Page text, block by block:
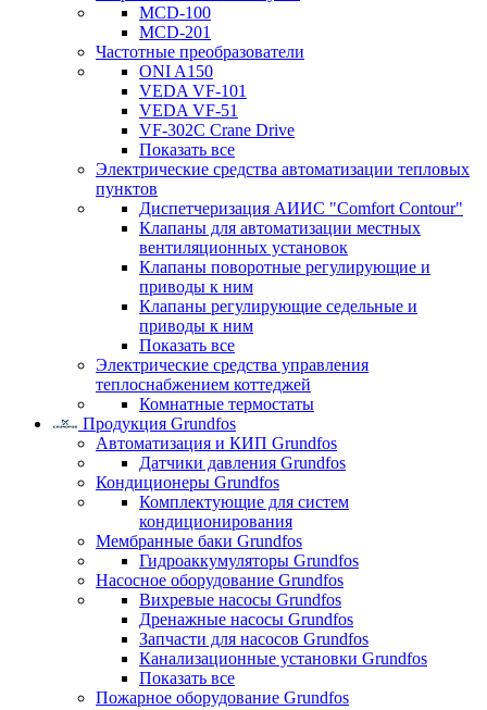
MCD-100
MCD-201
Частотные преобразователи
ONI A150
VEDA VF-101
VEDA VF-51
VF-302C Crane Drive
Показать все
Электрические средства автоматизации тепловых
пунктов
Диспетчеризация АИИС "Comfort Contour"
Клапаны для автоматизации местных
вентиляционных установок
Клапаны поворотные регулирующие и
приводы к ним
Клапаны регулирующие седельные и
приводы к ним
Показать все
Электрические средства управления
теплоснабжением коттеджей
Комнатные термостаты
Продукция Grundfos
Автоматизация и КИП Grundfos
Датчики давления Grundfos
Кондиционеры Grundfos
Комплектующие для систем
кондиционирования
Мембранные баки Grundfos
Гидроаккумуляторы Grundfos
Насосное оборудование Grundfos
Вихревые насосы Grundfos
Дренажные насосы Grundfos
Запчасти для насосов Grundfos
Канализационные установки Grundfos
Показать все
Пожарное оборудование Grundfos